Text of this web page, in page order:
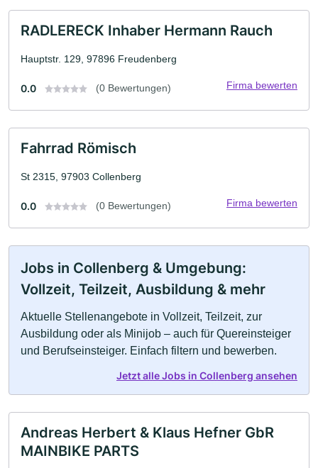
RADLERECK Inhaber Hermann Rauch
Hauptstr. 129, 97896 Freudenberg
0.0 (0 Bewertungen) Firma bewerten
Fahrrad Römisch
St 2315, 97903 Collenberg
0.0 (0 Bewertungen) Firma bewerten
Jobs in Collenberg & Umgebung:
Vollzeit, Teilzeit, Ausbildung & mehr
Aktuelle Stellenangebote in Vollzeit, Teilzeit, zur
Ausbildung oder als Minijob – auch für Quereinsteiger
und Berufseinsteiger. Einfach filtern und bewerben.
Jetzt alle Jobs in Collenberg ansehen
Andreas Herbert & Klaus Hefner GbR
MAINBIKE PARTS